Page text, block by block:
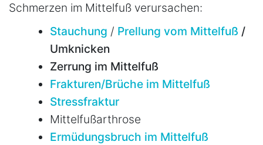
Schmerzen im Mittelfuß verursachen:
Stauchung / Prellung vom Mittelfuß /
Umknicken
Zerrung im Mittelfuß
Frakturen/Brüche im Mittelfuß
Stressfraktur
Mittelfußarthrose
Ermüdungsbruch im Mittelfuß